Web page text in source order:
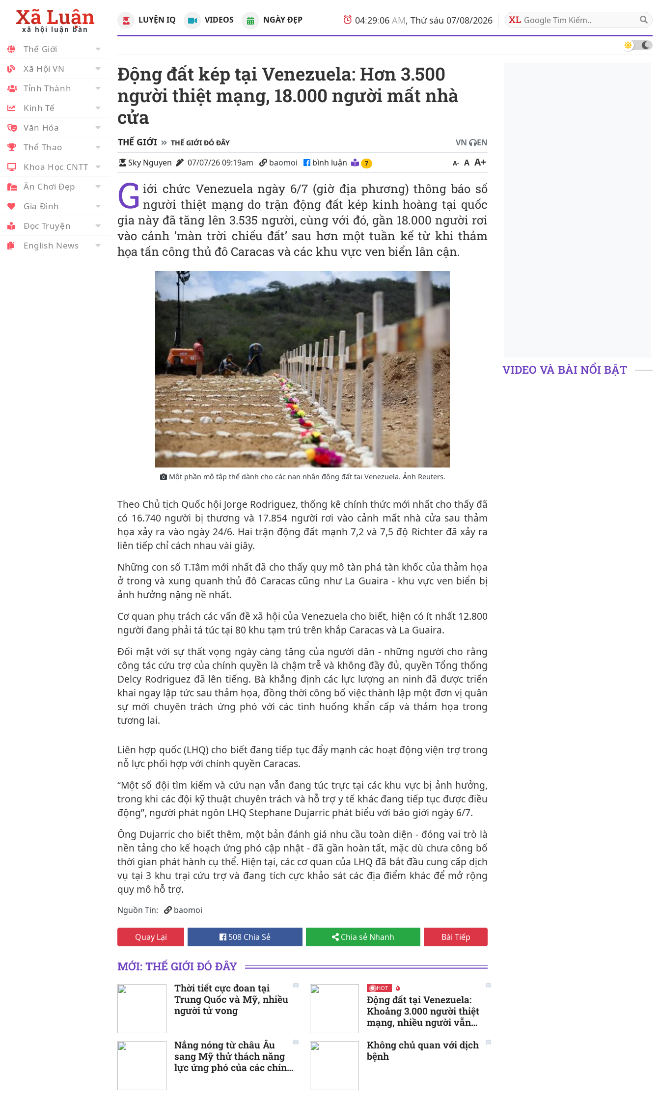
Xã Luận
xã hội luận bàn
Thế Giới
Xã Hội VN
Tỉnh Thành
Kinh Tế
Văn Hóa
Thể Thao
Khoa Học CNTT
Ăn Chơi Đẹp
Gia Đình
Đọc Truyện
English News
LUYỆN IQ VIDEOS NGÀY ĐẸP 04:29:06 AM, Thứ sáu 07/08/2026
Động đất kép tại Venezuela: Hơn 3.500
người thiệt mạng, 18.000 người mất nhà
cửa
THẾ GIỚI THẾ GIỚI ĐÓ ĐÂY VN
EN
Sky Nguyen
07/07/26 09:19am baomoi bình luận 7 A- A A+
G iới chức Venezuela ngày 6/7 (giờ địa phương) thông báo số
người thiệt mạng do trận động đất kép kinh hoàng tại quốc
gia này đã tăng lên 3.535 người, cùng với đó, gần 18.000 người rơi
vào cảnh ’màn trời chiếu đất’ sau hơn một tuần kể từ khi thảm
họa tấn công thủ đô Caracas và các khu vực ven biển lân cận.
Một phần mộ tập thể dành cho các nạn nhân động đất tại Venezuela. Ảnh Reuters.
Theo Chủ tịch Quốc hội Jorge Rodriguez, thống kê chính thức mới nhất cho thấy đã
có 16.740 người bị thương và 17.854 người rơi vào cảnh mất nhà cửa sau thảm
họa xảy ra vào ngày 24/6. Hai trận động đất mạnh 7,2 và 7,5 độ Richter đã xảy ra
liên tiếp chỉ cách nhau vài giây.
Những con số T.Tâm mới nhất đã cho thấy quy mô tàn phá tàn khốc của thảm họa
ở trong và xung quanh thủ đô Caracas cũng như La Guaira - khu vực ven biển bị
ảnh hưởng nặng nề nhất.
Cơ quan phụ trách các vấn đề xã hội của Venezuela cho biết, hiện có ít nhất 12.800
người đang phải tá túc tại 80 khu tạm trú trên khắp Caracas và La Guaira.
Đối mặt với sự thất vọng ngày càng tăng của người dân - những người cho rằng
công tác cứu trợ của chính quyền là chậm trễ và không đầy đủ, quyền Tổng thống
Delcy Rodriguez đã lên tiếng. Bà khẳng định các lực lượng an ninh đã được triển
khai ngay lập tức sau thảm họa, đồng thời công bố việc thành lập một đơn vị quân
sự mới chuyên trách ứng phó với các tình huống khẩn cấp và thảm họa trong
tương lai.
Liên hợp quốc (LHQ) cho biết đang tiếp tục đẩy mạnh các hoạt động viện trợ trong
nỗ lực phối hợp với chính quyền Caracas.
“Một số đội tìm kiếm và cứu nạn vẫn đang túc trực tại các khu vực bị ảnh hưởng,
trong khi các đội kỹ thuật chuyên trách và hỗ trợ y tế khác đang tiếp tục được điều
động”, người phát ngôn LHQ Stephane Dujarric phát biểu với báo giới ngày 6/7.
Ông Dujarric cho biết thêm, một bản đánh giá nhu cầu toàn diện - đóng vai trò là
nền tảng cho kế hoạch ứng phó cập nhật - đã gần hoàn tất, mặc dù chưa công bố
thời gian phát hành cụ thể. Hiện tại, các cơ quan của LHQ đã bắt đầu cung cấp dịch
vụ tại 3 khu trại cứu trợ và đang tích cực khảo sát các địa điểm khác để mở rộng
quy mô hỗ trợ.
Nguồn Tin: baomoi
Quay Lại 508 Chia Sẻ Chia sẻ Nhanh Bài Tiếp
MỚI: THẾ GIỚI ĐÓ ĐÂY
Thời tiết cực đoan tại
Trung Quốc và Mỹ, nhiều
người tử vong
HOT
Động đất tại Venezuela:
Khoảng 3.000 người thiệt
mạng, nhiều người vẫn
Nắng nóng từ châu Âu
sang Mỹ thử thách năng
lực ứng phó của các chính
Không chủ quan với dịch
bệnh
VIDEO VÀ BÀI NỔI BẬT